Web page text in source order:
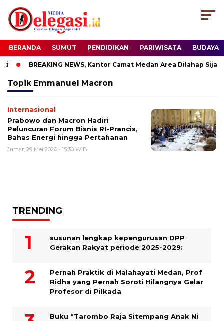
BERANDA SUMUT PENDIDIKAN PARIWISATA BUDAYA
BREAKING NEWS, Kantor Camat Medan Area Dilahap Sijago
Topik Emmanuel Macron
Internasional
Prabowo dan Macron Hadiri
Peluncuran Forum Bisnis RI-Prancis,
Bahas Energi hingga Pertahanan
Jumat, 29 Mei 2026 - 15:30 WIB
TRENDING
susunan lengkap kepengurusan DPP
Gerakan Rakyat periode 2025-2029:
Pernah Praktik di Malahayati Medan, Prof
Ridha yang Pernah Soroti Hilangnya Gelar
Profesor di Pilkada
Buku “Tarombo Raja Sitempang Anak Ni